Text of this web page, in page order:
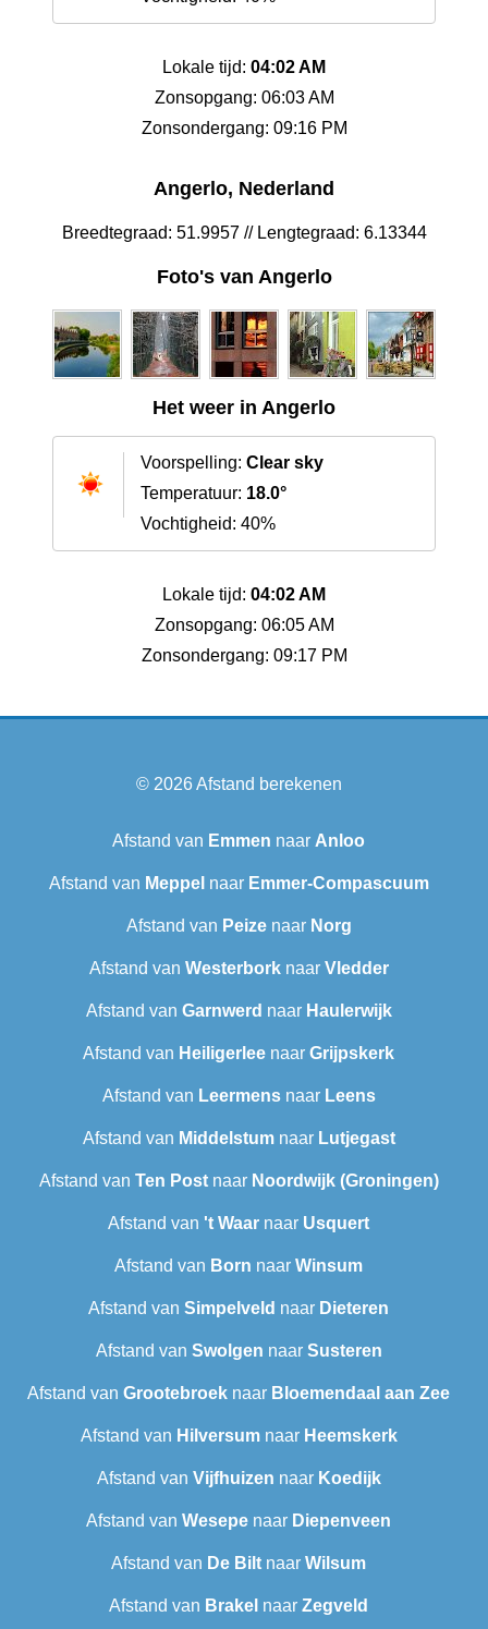
Lokale tijd: 04:02 AM
Zonsopgang: 06:03 AM
Zonsondergang: 09:16 PM
Angerlo, Nederland
Breedtegraad: 51.9957 // Lengtegraad: 6.13344
Foto's van Angerlo
Het weer in Angerlo
Voorspelling: Clear sky
Temperatuur: 18.0°
Vochtigheid: 40%
Lokale tijd: 04:02 AM
Zonsopgang: 06:05 AM
Zonsondergang: 09:17 PM
© 2026Afstand berekenen
Afstand van Emmen naar Anloo
Afstand van Meppel naar Emmer-Compascuum
Afstand van Peizenaar Norg
Afstand van Westerborknaar Vledder
Afstand van Garnwerd naar Haulerwijk
Afstand van Heiligerlee naar Grijpskerk
Afstand van Leermensnaar Leens
Afstand van Middelstumnaar Lutjegast
Afstand van Ten Postnaar Noordwijk (Groningen)
Afstand van 't Waar naar Usquert
Afstand van Born naar Winsum
Afstand van Simpelveld naar Dieteren
Afstand van Swolgen naar Susteren
Afstand van Grootebroek naar Bloemendaal aan Zee
Afstand van Hilversumnaar Heemskerk
Afstand van Vijfhuizen naar Koedijk
Afstand van Wesepe naar Diepenveen
Afstand van De Bilt naar Wilsum
Afstand van Brakel naar Zegveld